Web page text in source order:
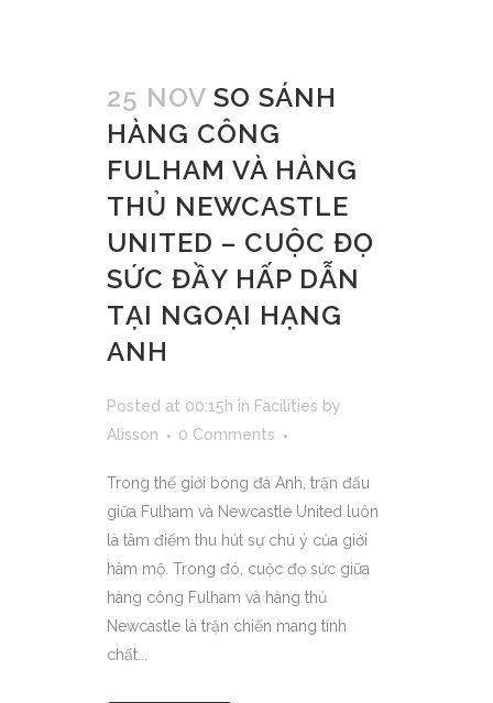
25 NOV SO SÁNH
HÀNG CÔNG
FULHAM VÀ HÀNG
THỦ NEWCASTLE
UNITED – CUỘC ĐỌ
SỨC ĐẦY HẤP DẪN
TẠI NGOẠI HẠNG
ANH
Posted at 00:15h in Facilities by
Alisson
0 Comments
Trong thế giới bóng đá Anh, trận đấu
giữa Fulham và Newcastle United luôn
là tâm điểm thu hút sự chú ý của giới
hâm mộ. Trong đó, cuộc đọ sức giữa
hàng công Fulham và hàng thủ
Newcastle là trận chiến mang tính
chất...